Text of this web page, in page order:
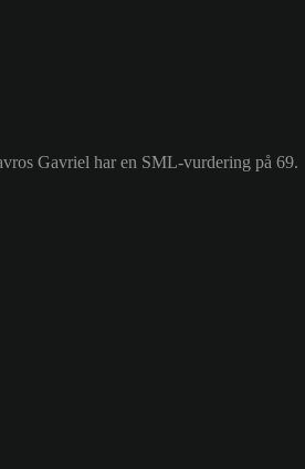
Gavriel har en SML-vurdering på 69.